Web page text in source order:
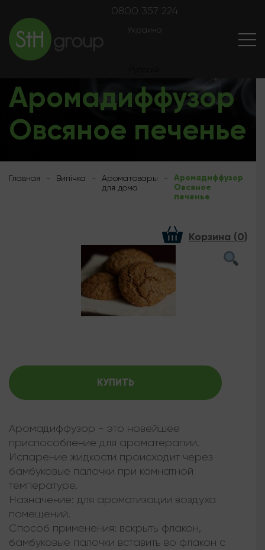
0800 357 224
Украина
Аромадиффузор
Овсяное печенье
Главная - Випічка -
Ароматовары
для дома
-
Аромадиффузор
Овсяное
печенье
Корзина (0)
КУПИТЬ
Аромадиффузор - это новейшее
приспособление для ароматерапии.
Испарение жидкости происходит через
бамбуковые палочки при комнатной
температуре.
Назначение: для ароматизации воздуха
помещений.
Способ применения: вскрыть флакон,
бамбуковые палочки вставить во флакон с